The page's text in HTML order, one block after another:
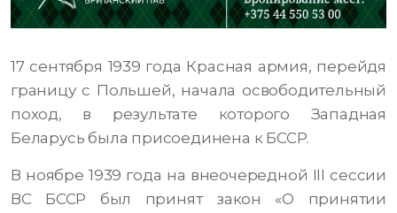
17 сентября 1939 года Красная армия, перейдя
границу с Польшей, начала освободительный
поход, в результате которого Западная
Беларусь была присоединена к БССР.
В ноябре 1939 года на внеочередной III сессии
ВС БССР был принят закон «О принятии